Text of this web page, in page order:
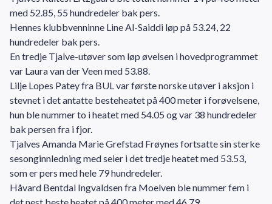
med 52.85, 55 hundredeler bak pers.
Hennes klubbvenninne Line Al-Saiddi løp på 53.24, 22
hundredeler bak pers.
En tredje Tjalve-utøver som løp øvelsen i hovedprogrammet
var Laura van der Veen med 53.88.
Lilje Lopes Patey fra BUL var første norske utøver i aksjon i
stevnet i det antatte besteheatet på 400 meter i forøvelsene,
hun ble nummer to i heatet med 54.05 og var 38 hundredeler
bak persen fra i fjor.
Tjalves Amanda Marie Grefstad Frøynes fortsatte sin sterke
sesonginnledning med seier i det tredje heatet med 53.53,
som er pers med hele 79 hundredeler.
Håvard Bentdal Ingvaldsen fra Moelven ble nummer fem i